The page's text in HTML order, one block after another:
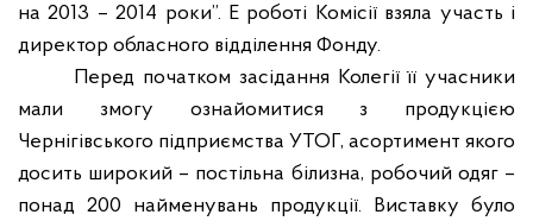
на 2013 – 2014 роки”. E роботі Комісії взяла участь і
директор обласного відділення Фонду.
Перед початком засідання Колегії її учасники
мали змогу ознайомитися з продукцією
Чернігівського підприємства УТОГ, асортимент якого
досить широкий – постільна білизна, робочий одяг –
понад 200 найменувань продукції. Виставку було